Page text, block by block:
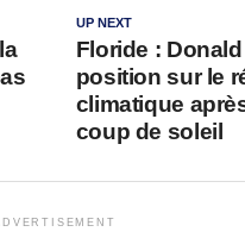
UP NEXT
Floride :
position sur le
climatique
coup de soleil